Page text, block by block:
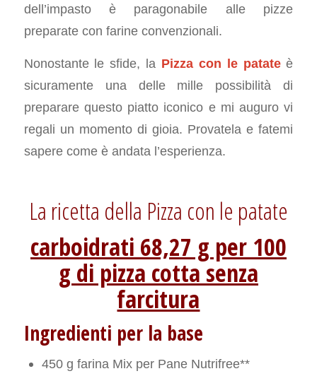
dell’impasto è paragonabile alle pizze
preparate con farine convenzionali.
Nonostante le sfide, la Pizza con le patateè
sicuramente una delle mille possibilità di
preparare questo piatto iconico e mi auguro vi
regali un momento di gioia. Provatela e fatemi
sapere come è andata l’esperienza.
La ricetta della Pizza con le patate
carboidrati 68,27 g per 100
g di pizza cotta senza
farcitura
Ingredienti per la base
450 g farina Mix per Pane Nutrifree**